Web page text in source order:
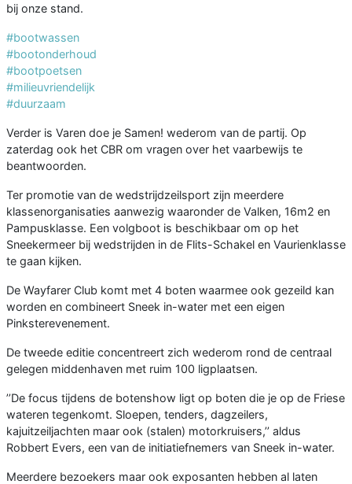
bij onze stand.
#bootwassen
#bootonderhoud
#bootpoetsen
#milieuvriendelijk
#duurzaam
Verder is Varen doe je Samen! wederom van de partij. Op
zaterdag ook het CBR om vragen over het vaarbewijs te
beantwoorden.
Ter promotie van de wedstrijdzeilsport zijn meerdere
klassenorganisaties aanwezig waaronder de Valken, 16m2 en
Pampusklasse. Een volgboot is beschikbaar om op het
Sneekermeer bij wedstrijden in de Flits-Schakel en Vaurienklasse
te gaan kijken.
De Wayfarer Club komt met 4 boten waarmee ook gezeild kan
worden en combineert Sneek in-water met een eigen
Pinksterevenement.
De tweede editie concentreert zich wederom rond de centraal
gelegen middenhaven met ruim 100 ligplaatsen.
’’De focus tijdens de botenshow ligt op boten die je op de Friese
wateren tegenkomt. Sloepen, tenders, dagzeilers,
kajuitzeiljachten maar ook (stalen) motorkruisers,’’ aldus
Robbert Evers, een van de initiatiefnemers van Sneek in-water.
Meerdere bezoekers maar ook exposanten hebben al laten